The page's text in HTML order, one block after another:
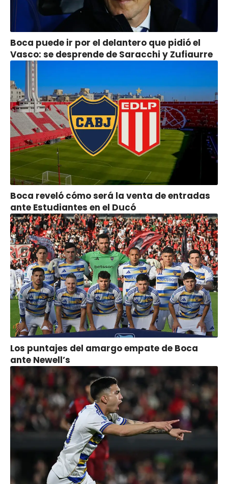
Boca puede ir por el delantero que pidió el
Vasco: se desprende de Saracchi y Zufiaurre
Boca reveló cómo será la venta de entradas
ante Estudiantes en el Ducó
Los puntajes del amargo empate de Boca
ante Newell’s